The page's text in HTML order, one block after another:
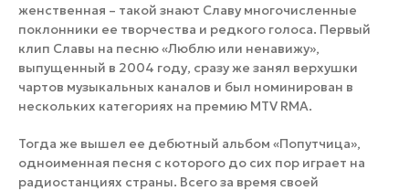
женственная – такой знают Славу многочисленные
поклонники ее творчества и редкого голоса. Первый
клип Славы на песню «Люблю или ненавижу»,
выпущенный в 2004 году, сразу же занял верхушки
чартов музыкальных каналов и был номинирован в
нескольких категориях на премию MTV RMA.
Тогда же вышел ее дебютный альбом «Попутчица»,
одноименная песня с которого до сих пор играет на
радиостанциях страны. Всего за время своей